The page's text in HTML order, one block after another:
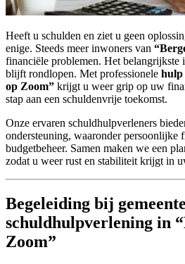
Heeft u schulden en ziet u geen
enige. Steeds meer inwoners van
financiële problemen. Het belangrijkste
blijft rondlopen. Met professionele hulp
op Zoom” krijgt u weer grip op uw
stap aan een schuldenvrije toekomst.
Onze ervaren schuldhulpverleners
ondersteuning, waaronder persoonlijke
budgetbeheer. Samen maken we een
zodat u weer rust en stabiliteit krijgt in
Begeleiding bij
schuldhulpverlening in
Zoom”